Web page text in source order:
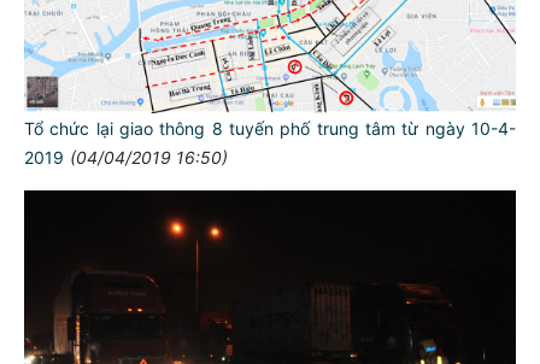
Tổ chức lại giao thông 8 tuyến phố trung tâm từ ngày 10-4-
2019 (04/04/2019 16:50)